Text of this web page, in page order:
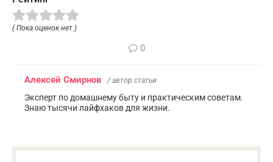
( Пока оценок нет )
0
Алексей Смирнов / автор статьи
Эксперт по домашнему быту и практическим советам.
Знаю тысячи лайфхаков для жизни.